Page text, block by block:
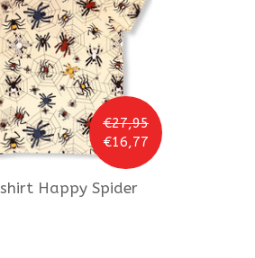
€27,95
€16,77
shirt Happy Spider